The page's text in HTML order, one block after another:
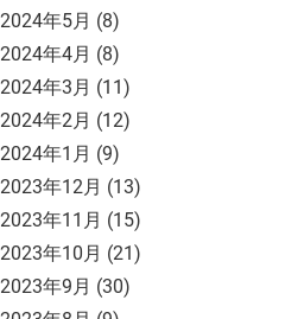
2024年5月 (8)
2024年4月 (8)
2024年3月 (11)
2024年2月 (12)
2024年1月 (9)
2023年12月 (13)
2023年11月 (15)
2023年10月 (21)
2023年9月 (30)